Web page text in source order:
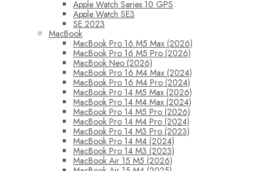
Apple Watch Series 10 GPS
Apple Watch SE3
SE 2023
MacBook
MacBook Pro 16 M5 Max (2026)
MacBook Pro 16 M5 Pro (2026)
MacBook Neo (2026)
MacBook Pro 16 M4 Max (2024)
MacBook Pro 16 M4 Pro (2024)
MacBook Pro 14 M5 Max (2026)
MacBook Pro 14 M4 Max (2024)
MacBook Pro 14 M5 Pro (2026)
MacBook Pro 14 M4 Pro (2024)
MacBook Pro 14 M3 Pro (2023)
MacBook Pro 14 M4 (2024)
MacBook Pro 14 M3 (2023)
MacBook Air 15 M5 (2026)